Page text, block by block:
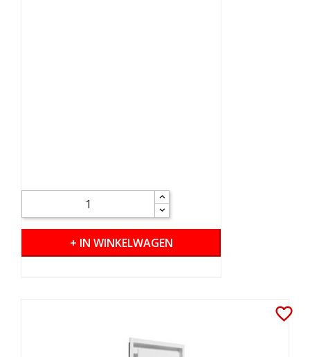
+ IN WINKELWAGEN
favorite_border